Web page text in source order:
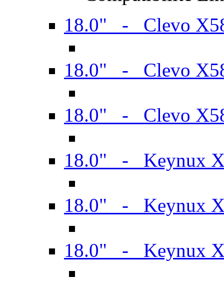
18.0" - Clevo
18.0" - Clevo
18.0" - Clevo
18.0" - Keynux
18.0" - Keynux
18.0" - Keynux